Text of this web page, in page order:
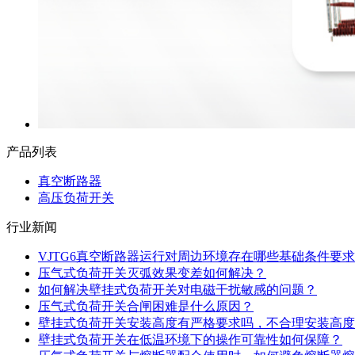
产品列表
真空断路器
高压负荷开关
行业新闻
VJTG6真空断路器运行对周边环境存在哪些基础条件要求
压气式负荷开关灭弧效果变差如何解决？
如何解决壁挂式负荷开关对电磁干扰敏感的问题？
压气式负荷开关合闸困难是什么原因？
壁挂式负荷开关安装高度有严格要求吗，不合理安装高
壁挂式负荷开关在低温环境下的操作可靠性如何保障？